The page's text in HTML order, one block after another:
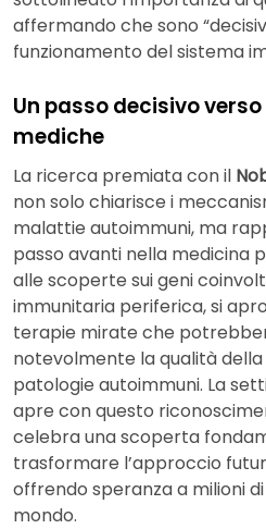
affermando che sono
funzionamento del sistema
Un passo decisivo
mediche
La ricerca premiata con il
non solo chiarisce i
malattie autoimmuni, ma
passo avanti nella medicina
alle scoperte sui geni
immunitaria periferica, si
terapie mirate che
notevolmente la qualità
patologie autoimmuni. La
apre con questo
celebra una scoperta
trasformare l’approccio
offrendo speranza a milioni
mondo.